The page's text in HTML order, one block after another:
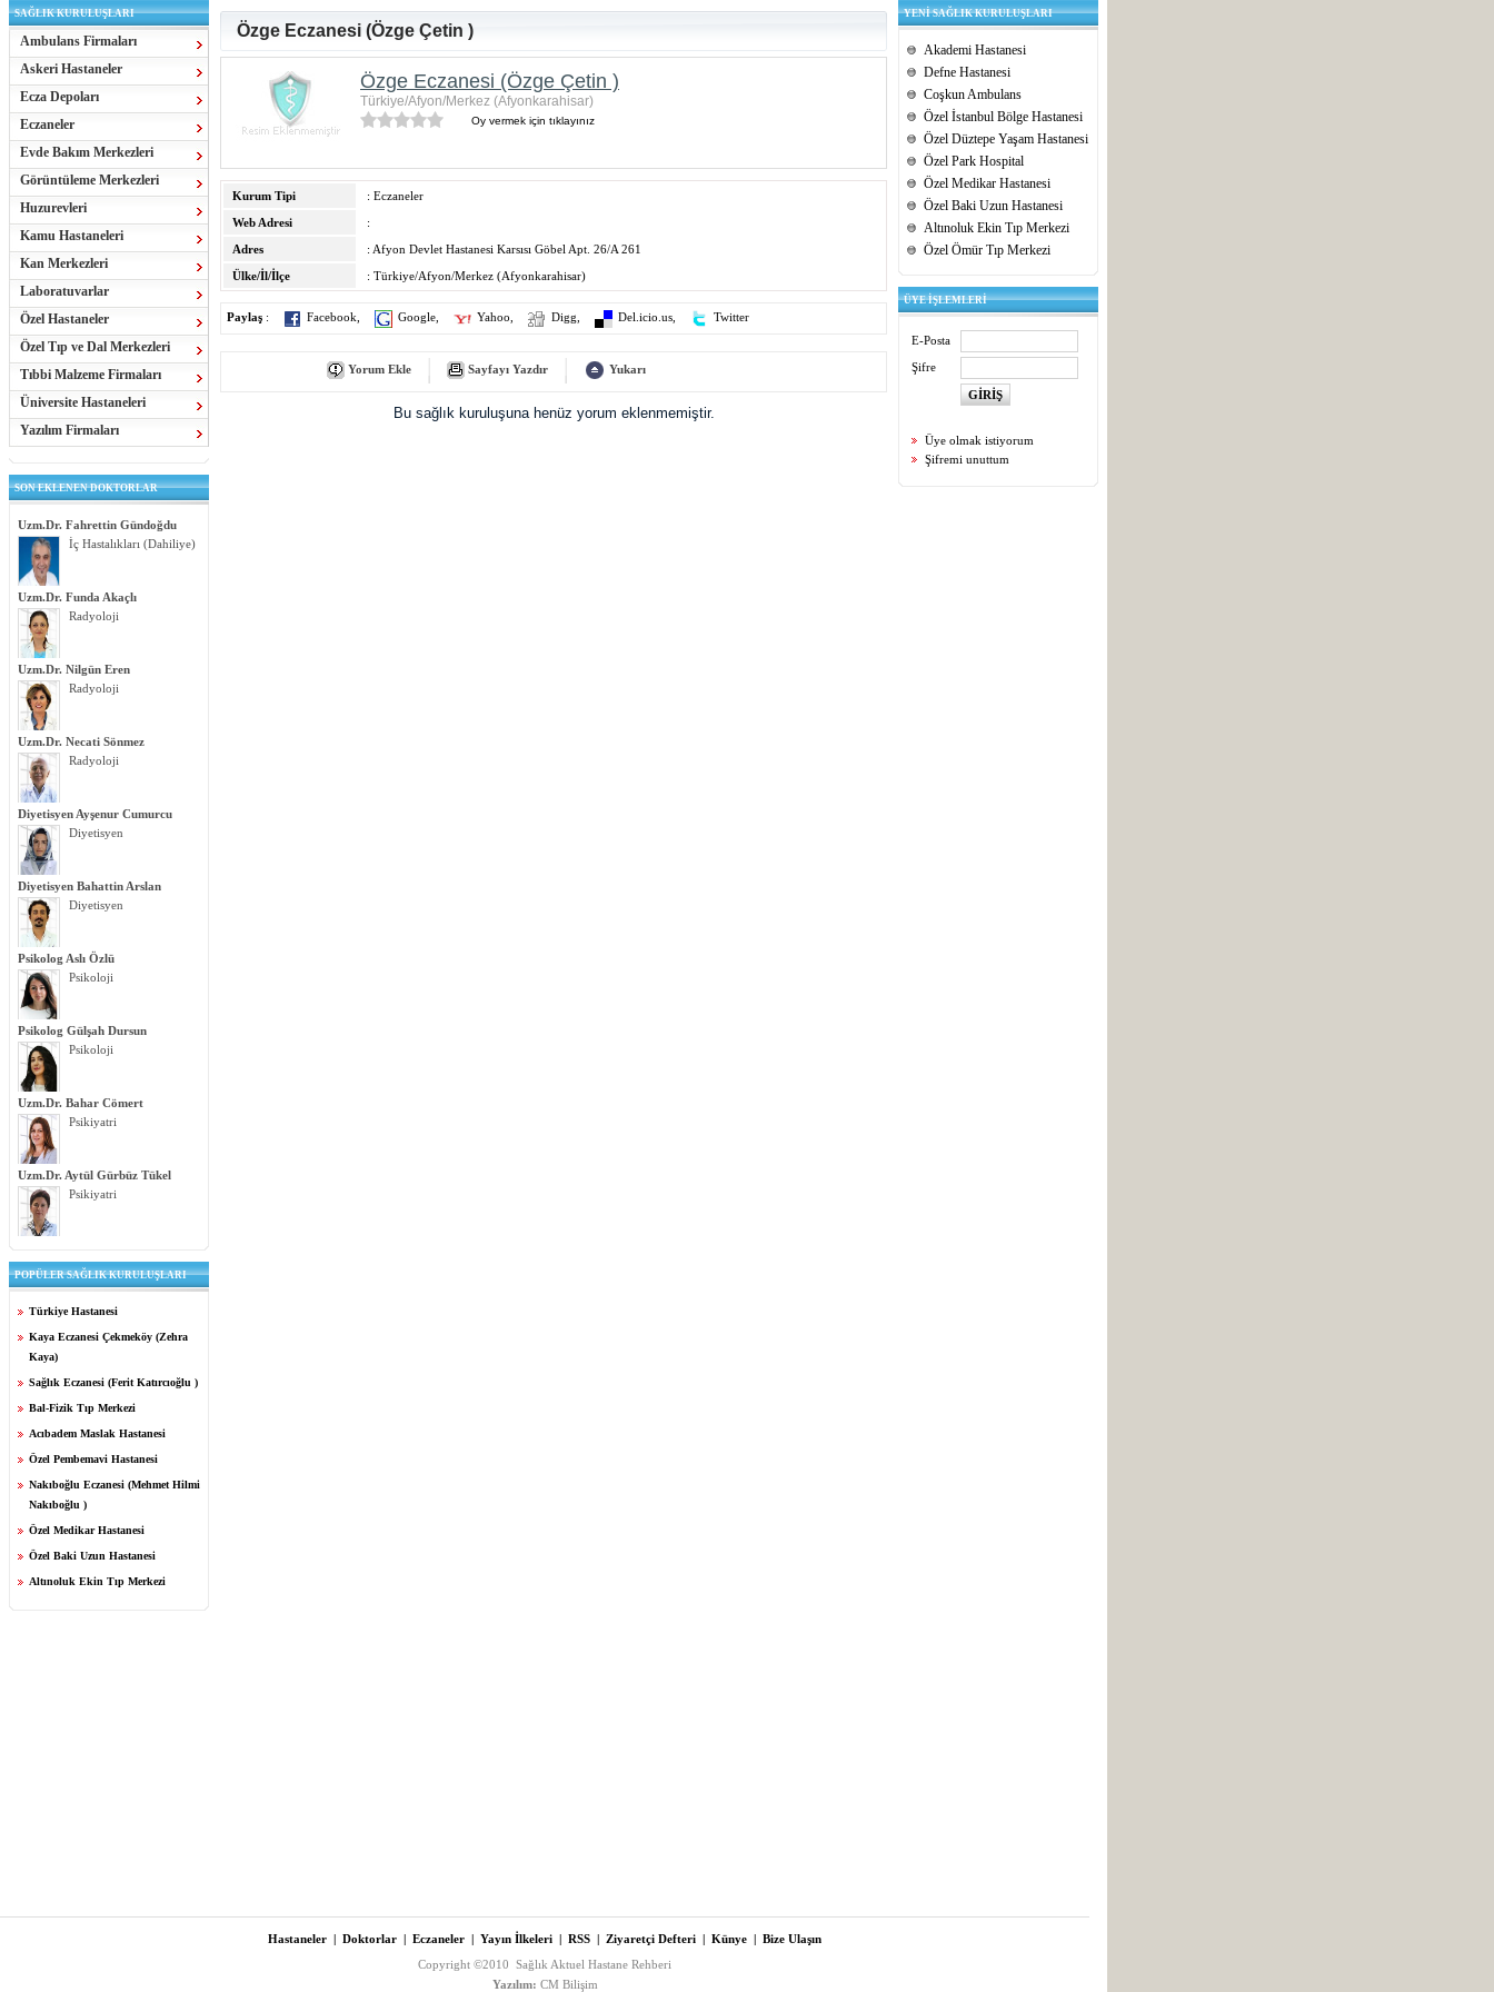
SAĞLIK KURULUŞLARI
Ambulans Firmaları
Askeri Hastaneler
Ecza Depoları
Eczaneler
Evde Bakım Merkezleri
Görüntüleme Merkezleri
Huzurevleri
Kamu Hastaneleri
Kan Merkezleri
Laboratuvarlar
Özel Hastaneler
Özel Tıp ve Dal Merkezleri
Tıbbi Malzeme Firmaları
Üniversite Hastaneleri
Yazılım Firmaları
SON EKLENEN DOKTORLAR
Uzm.Dr. Fahrettin Gündoğdu
İç Hastalıkları (Dahiliye)
Uzm.Dr. Funda Akaçlı
Radyoloji
Uzm.Dr. Nilgün Eren
Radyoloji
Uzm.Dr. Necati Sönmez
Radyoloji
Diyetisyen Ayşenur Cumurcu
Diyetisyen
Diyetisyen Bahattin Arslan
Diyetisyen
Psikolog Aslı Özlü
Psikoloji
Psikolog Gülşah Dursun
Psikoloji
Uzm.Dr. Bahar Cömert
Psikiyatri
Uzm.Dr. Aytül Gürbüz Tükel
Psikiyatri
POPÜLER SAĞLIK KURULUŞLARI
Türkiye Hastanesi
Kaya Eczanesi Çekmeköy (Zehra
Kaya)
Sağlık Eczanesi (Ferit Katırcıoğlu )
Bal-Fizik Tıp Merkezi
Acıbadem Maslak Hastanesi
Özel Pembemavi Hastanesi
Nakıboğlu Eczanesi (Mehmet Hilmi
Nakıboğlu )
Özel Medikar Hastanesi
Özel Baki Uzun Hastanesi
Altınoluk Ekin Tıp Merkezi
Özge Eczanesi (Özge Çetin )
Özge Eczanesi (Özge Çetin )
Türkiye/Afyon/Merkez (Afyonkarahisar)
Oy vermek için tıklayınız
Kurum Tipi
: Eczaneler
Web Adresi
:
Adres
: Afyon Devlet Hastanesi Karsısı Göbel Apt. 26/A 261
Ülke/İl/İlçe
: Türkiye/Afyon/Merkez (Afyonkarahisar)
Paylaş : Facebook Google Yahoo Digg Del.icio.us Twitter
Yorum Ekle Sayfayı Yazdır Yukarı
Bu sağlık kuruluşuna henüz yorum eklenmemiştir.
YENİ SAĞLIK KURULUŞLARI
Akademi Hastanesi
Defne Hastanesi
Coşkun Ambulans
Özel İstanbul Bölge Hastanesi
Özel Düztepe Yaşam Hastanesi
Özel Park Hospital
Özel Medikar Hastanesi
Özel Baki Uzun Hastanesi
Altınoluk Ekin Tıp Merkezi
Özel Ömür Tıp Merkezi
ÜYE İŞLEMLERİ
E-Posta
Şifre
Üye olmak istiyorum
Şifremi unuttum
Hastaneler | Doktorlar | Eczaneler | Yayın İlkeleri | RSS | Ziyaretçi Defteri | Künye | Bize Ulaşın
Copyright ©2010 Sağlık Aktuel Hastane Rehberi
Yazılım: CM Bilişim